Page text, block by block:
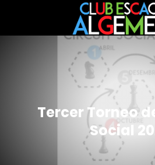
Tercer Torneo
Social